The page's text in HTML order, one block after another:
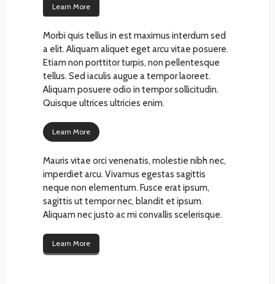
Learn More
Morbi quis tellus in est maximus interdum sed
a elit. Aliquam aliquet eget arcu vitae posuere.
Etiam non porttitor turpis, non pellentesque
tellus. Sed iaculis augue a tempor laoreet.
Aliquam posuere odio in tempor sollicitudin.
Quisque ultrices ultricies enim.
Learn More
Mauris vitae orci venenatis, molestie nibh nec,
imperdiet arcu. Vivamus egestas sagittis
neque non elementum. Fusce erat ipsum,
sagittis ut tempor nec, blandit et ipsum.
Aliquam nec justo ac mi convallis scelerisque.
Learn More